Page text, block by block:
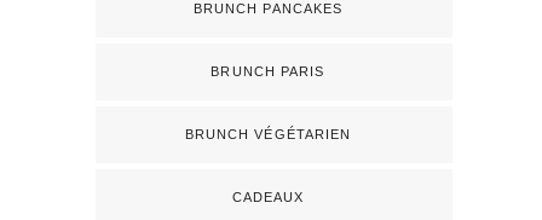
BRUNCH PANCAKES
BRUNCH PARIS
BRUNCH VÉGÉTARIEN
CADEAUX